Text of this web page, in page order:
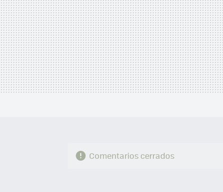
Comentarios cerrados